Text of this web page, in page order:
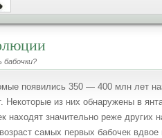
бабочки?
появились 350 — 400 млн лет
из них обнаружены в
находят значительно реже
самых первых бабочек